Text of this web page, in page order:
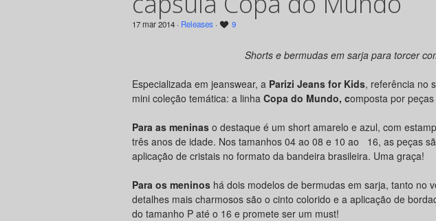
17 mar 2014 · Releases · 9
Shorts e bermudas em sarja para torcer
Especializada em jeanswear, a Parizi Jeans for Kids, referência no
mini coleção temática: a linha Copa do Mundo, composta por
Para as meninas o destaque é um short amarelo e azul, com
três anos de idade. Nos tamanhos 04 ao 08 e 10 ao 16, as peças
aplicação de cristais no formato da bandeira brasileira. Uma graça!
Para os meninos há dois modelos de bermudas em sarja, tanto no
detalhes mais charmosos são o cinto colorido e a aplicação de
do tamanho P até o 16 e promete ser um must!